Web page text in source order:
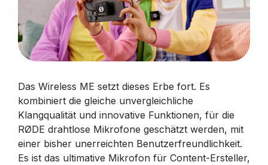
Das Wireless ME setzt dieses Erbe fort. Es
kombiniert die gleiche unvergleichliche
Klangqualität und innovative Funktionen, für die
RØDE drahtlose Mikrofone geschätzt werden, mit
einer bisher unerreichten Benutzerfreundlichkeit.
Es ist das ultimative Mikrofon für Content-Ersteller,